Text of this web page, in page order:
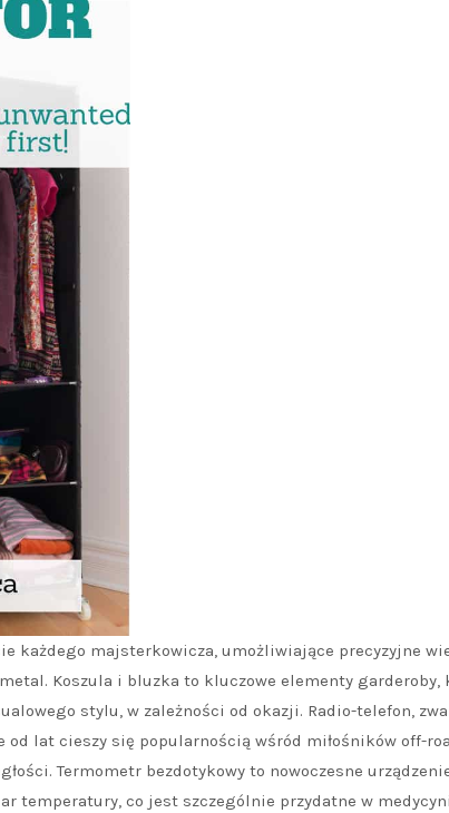
każdego majsterkowicza, umożliwiające precyzyjne
Koszula i bluzka to kluczowe elementy garderoby,
stylu, w zależności od okazji. Radio-telefon,
lat cieszy się popularnością wśród miłośników off-
Termometr bezdotykowy to nowoczesne
temperatury, co jest szczególnie przydatne w